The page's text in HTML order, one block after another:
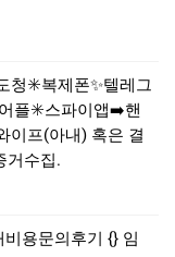
청✳️복제폰✨텔레그
플✳️스파이앱➡️핸
이프(아내) 혹은 결
거수집.
용문의후기 {} 임